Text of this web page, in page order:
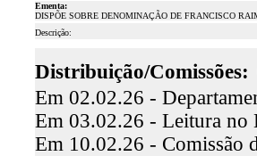
Ementa:
DISPÕE SOBRE DENOMINAÇÃO DE FRANCISCO
Descrição:
Distribuição/Comissões:
Em 02.02.26 -
Em 03.02.26 - Leitura no
Em 10.02.26 - Comissão